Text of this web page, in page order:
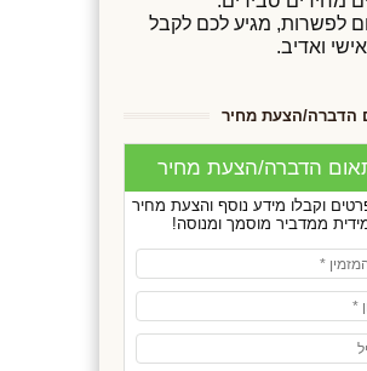
לפשרות, מגיע לכם לקבל
ואדיב.
הדברה/הצעת מחיר
הדברה/הצעת מחיר
וקבלו מידע נוסף והצעת מחיר
ממדביר מוסמך ומנוסה!